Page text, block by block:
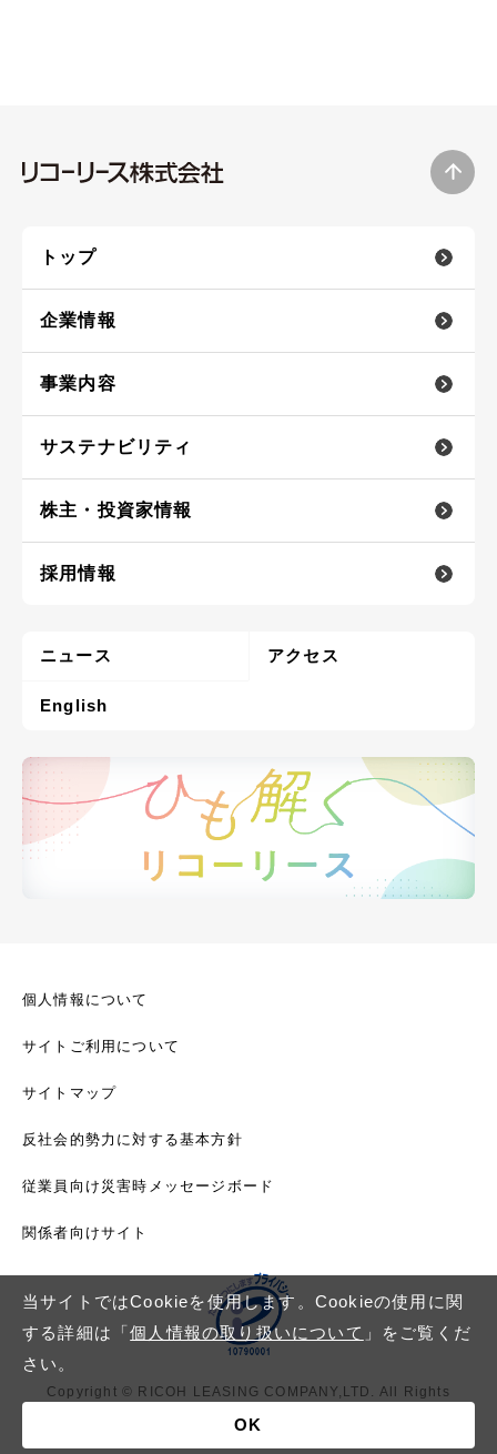
トップ
企業情報
事業内容
サステナビリティ
株主・投資家情報
採用情報
ニュース アクセス
English
個人情報について
サイトご利用について
サイトマップ
反社会的勢力に対する基本方針
従業員向け災害時メッセージボード
関係者向けサイト
Copyright © RICOH LEASING COMPANY,LTD. All Rights
当サイトではCookieを使用します。Cookieの使用に関
する詳細は「個人情報の取り扱いについて 」をご覧くだ
さい。
OK